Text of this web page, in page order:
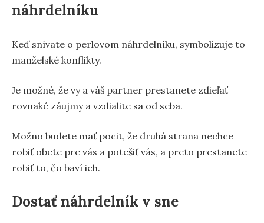
náhrdelníku
Keď snívate o perlovom náhrdelníku, symbolizuje to
manželské konflikty.
Je možné, že vy a váš partner prestanete zdieľať
rovnaké záujmy a vzdialite sa od seba.
Možno budete mať pocit, že druhá strana nechce
robiť obete pre vás a potešiť vás, a preto prestanete
robiť to, čo baví ich.
Dostať náhrdelník v sne